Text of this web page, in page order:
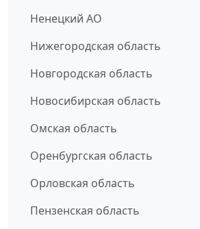
Ненецкий АО
Нижегородская область
Новгородская область
Новосибирская область
Омская область
Оренбургская область
Орловская область
Пензенская область